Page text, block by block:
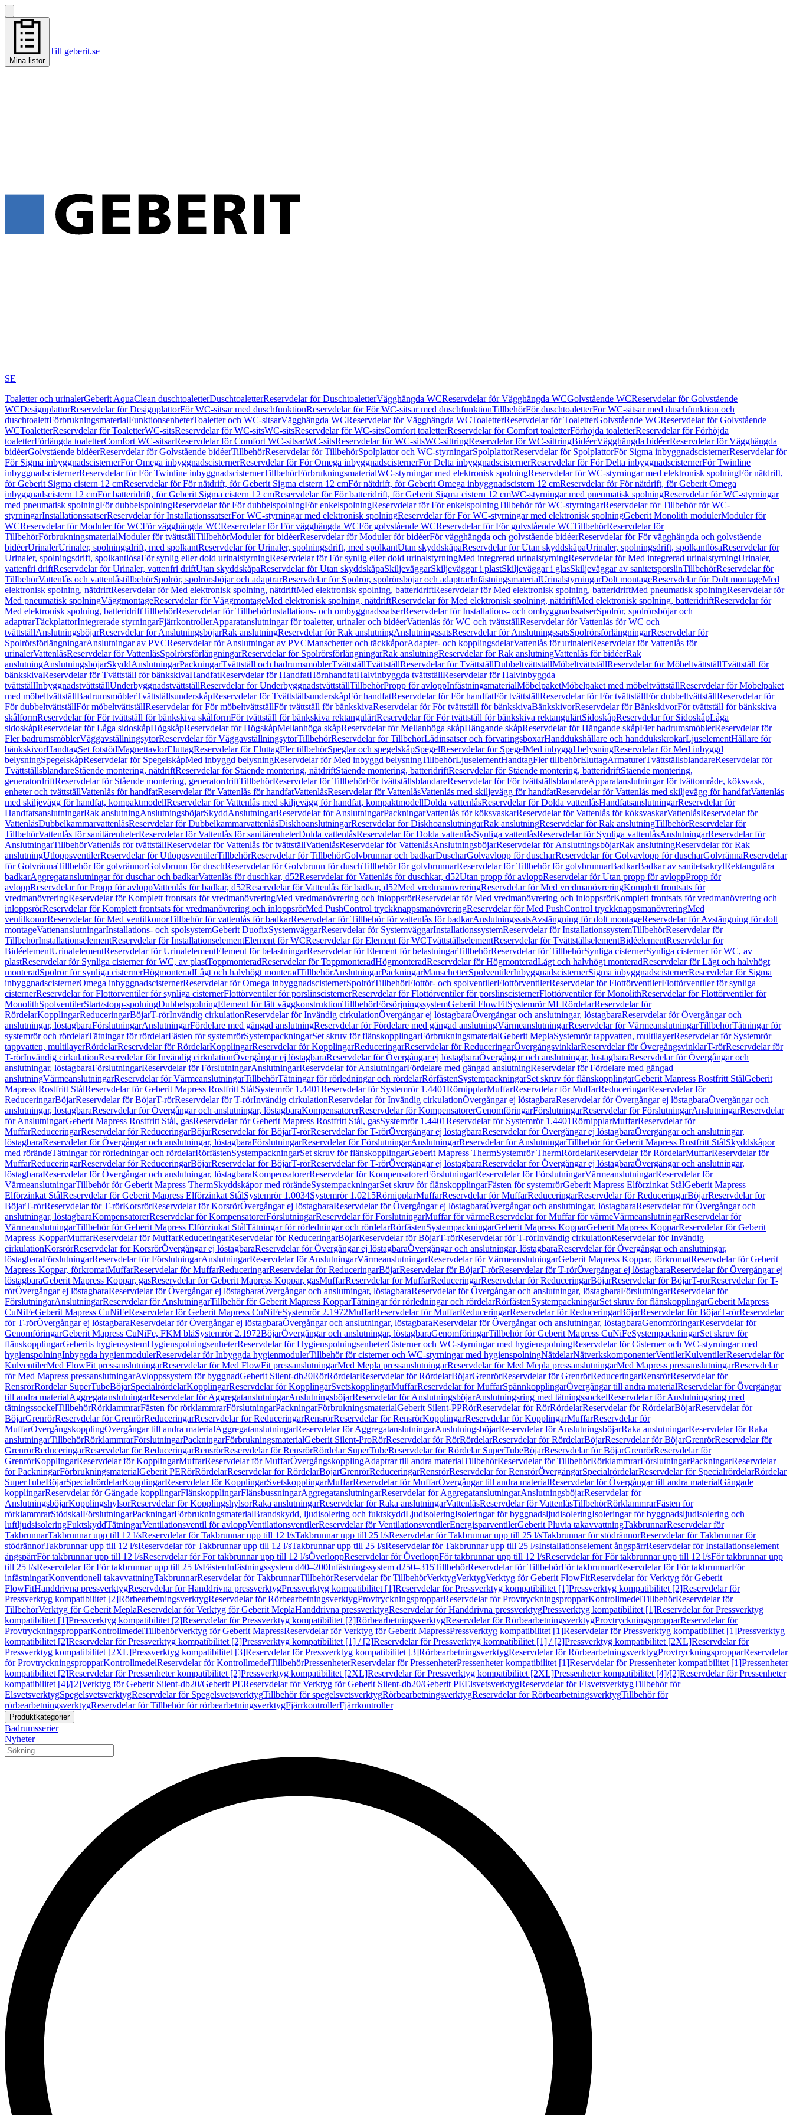
Mina listor
Till geberit.se
SE
Toaletter och urinalerGeberit AquaClean duschtoaletterDuschtoaletterReservdelar för DuschtoaletterVägghängda WCReservdelar för Vägghängda WCGolvstående WCReservdelar för Golvstående
WCDesignplattorReservdelar för DesignplattorFör WC-sitsar med duschfunktionReservdelar för För WC-sitsar med duschfunktionTillbehörFör duschtoaletterFör WC-sitsar med duschfunktion och
duschtoalettFörbrukningsmaterialFunktionsenheterToaletter och WC-sitsarVägghängda WCReservdelar för Vägghängda WCToaletterReservdelar för ToaletterGolvstående WCReservdelar för Golvstående
WCToaletterReservdelar för ToaletterWC-sitsReservdelar för WC-sitsWC-sitsReservdelar för WC-sitsComfort toaletterReservdelar för Comfort toaletterFörhöjda toaletterReservdelar för Förhöjda
toaletterFörlängda toaletterComfort WC-sitsarReservdelar för Comfort WC-sitsarWC-sitsReservdelar för WC-sitsWC-sittringReservdelar för WC-sittringBidéerVägghängda bidéerReservdelar för Vägghängda
bidéerGolvstående bidéerReservdelar för Golvstående bidéerTillbehörReservdelar för TillbehörSpolplattor och WC-styrningarSpolplattorReservdelar för SpolplattorFör Sigma inbyggnadscisternerReservdelar för
För Sigma inbyggnadscisternerFör Omega inbyggnadscisternerReservdelar för För Omega inbyggnadscisternerFör Delta inbyggnadscisternerReservdelar för För Delta inbyggnadscisternerFör Twinline
inbyggnadscisternerReservdelar för För Twinline inbyggnadscisternerTillbehörFörbrukningsmaterialWC-styrningar med elektronisk spolningReservdelar för WC-styrningar med elektronisk spolningFör nätdrift,
för Geberit Sigma cistern 12 cmReservdelar för För nätdrift, för Geberit Sigma cistern 12 cmFör nätdrift, för Geberit Omega inbyggnadscistern 12 cmReservdelar för För nätdrift, för Geberit Omega
inbyggnadscistern 12 cmFör batteridrift, för Geberit Sigma cistern 12 cmReservdelar för För batteridrift, för Geberit Sigma cistern 12 cmWC-styrningar med pneumatisk spolningReservdelar för WC-styrningar
med pneumatisk spolningFör dubbelspolningReservdelar för För dubbelspolningFör enkelspolningReservdelar för För enkelspolningTillbehör för WC-styrningarReservdelar för Tillbehör för WC-
styrningarInstallationssatserReservdelar för InstallationssatserFör WC-styrningar med elektronisk spolningReservdelar för För WC-styrningar med elektronisk spolningGeberit Monolith modulerModuler för
WCReservdelar för Moduler för WCFör vägghängda WCReservdelar för För vägghängda WCFör golvstående WCReservdelar för För golvstående WCTillbehörReservdelar för
TillbehörFörbrukningsmaterialModuler för tvättställTillbehörModuler för bidéerReservdelar för Moduler för bidéerFör vägghängda och golvstående bidéerReservdelar för För vägghängda och golvstående
bidéerUrinalerUrinaler, spolningsdrift, med spolkantReservdelar för Urinaler, spolningsdrift, med spolkantUtan skyddskåpaReservdelar för Utan skyddskåpaUrinaler, spolningsdrift, spolkantlösaReservdelar för
Urinaler, spolningsdrift, spolkantlösaFör synlig eller dold urinalstyrningReservdelar för För synlig eller dold urinalstyrningMed integrerad urinalstyrningReservdelar för Med integrerad urinalstyrningUrinaler,
vattenfri driftReservdelar för Urinaler, vattenfri driftUtan skyddskåpaReservdelar för Utan skyddskåpaSkiljeväggarSkiljeväggar i plastSkiljeväggar i glasSkiljeväggar av sanitetsporslinTillbehörReservdelar för
TillbehörVattenlås och vattenlåstillbehörSpolrör, spolrörsböjar och adaptrarReservdelar för Spolrör, spolrörsböjar och adaptrarInfästningsmaterialUrinalstyrningarDolt montageReservdelar för Dolt montageMed
elektronisk spolning, nätdriftReservdelar för Med elektronisk spolning, nätdriftMed elektronisk spolning, batteridriftReservdelar för Med elektronisk spolning, batteridriftMed pneumatisk spolningReservdelar för
Med pneumatisk spolningVäggmontageReservdelar för VäggmontageMed elektronisk spolning, nätdriftReservdelar för Med elektronisk spolning, nätdriftMed elektronisk spolning, batteridriftReservdelar för
Med elektronisk spolning, batteridriftTillbehörReservdelar för TillbehörInstallations- och ombyggnadssatserReservdelar för Installations- och ombyggnadssatserSpolrör, spolrörsböjar och
adaptrarTäckplattorIntegrerade styrningarFjärrkontrollerApparatanslutningar för toaletter, urinaler och bidéerVattenlås för WC och tvättställReservdelar för Vattenlås för WC och
tvättställAnslutningsböjarReservdelar för AnslutningsböjarRak anslutningReservdelar för Rak anslutningAnslutningssatsReservdelar för AnslutningssatsSpolrörsförlängningarReservdelar för
SpolrörsförlängningarAnslutningar av PVCReservdelar för Anslutningar av PVCManschetter och täckkåporAdapter- och kopplingsdelarVattenlås för urinalerReservdelar för Vattenlås för
urinalerVattenlåsReservdelar för VattenlåsSpolrörsförlängningarReservdelar för SpolrörsförlängningarRak anslutningReservdelar för Rak anslutningVattenlås för bidéerRak
anslutningAnslutningsböjarSkyddAnslutningarPackningarTvättställ och badrumsmöblerTvättställTvättställReservdelar för TvättställDubbeltvättställMöbeltvättställReservdelar för MöbeltvättställTvättställ för
bänkskivaReservdelar för Tvättställ för bänkskivaHandfatReservdelar för HandfatHörnhandfatHalvinbyggda tvättställReservdelar för Halvinbyggda
tvättställInbyggnadstvättställUnderbyggnadstvättställReservdelar för UnderbyggnadstvättställTillbehörPropp för avloppInfästningsmaterialMöbelpaketMöbelpaket med möbeltvättställReservdelar för Möbelpaket
med möbeltvättställBadrumsmöblerTvättställsunderskåpReservdelar för TvättställsunderskåpFör handfatReservdelar för För handfatFör tvättställReservdelar för För tvättställFör dubbeltvättställReservdelar för
För dubbeltvättställFör möbeltvättställReservdelar för För möbeltvättställFör tvättställ för bänkskivaReservdelar för För tvättställ för bänkskivaBänkskivorReservdelar för BänkskivorFör tvättställ för bänkskiva
skålformReservdelar för För tvättställ för bänkskiva skålformFör tvättställ för bänkskiva rektangulärtReservdelar för För tvättställ för bänkskiva rektangulärtSidoskåpReservdelar för SidoskåpLåga
sidoskåpReservdelar för Låga sidoskåpHögskåpReservdelar för HögskåpMellanhöga skåpReservdelar för Mellanhöga skåpHängande skåpReservdelar för Hängande skåpFler badrumsmöblerReservdelar för
Fler badrumsmöblerVäggavställningsytorReservdelar för VäggavställningsytorTillbehörReservdelar för TillbehörLådinsatser och förvaringsboxarHanddukshållare och handdukskrokarLjuselementHållare för
bänkskivorHandtagSet fotstödMagnettavlorEluttagReservdelar för EluttagFler tillbehörSpeglar och spegelskåpSpegelReservdelar för SpegelMed inbyggd belysningReservdelar för Med inbyggd
belysningSpegelskåpReservdelar för SpegelskåpMed inbyggd belysningReservdelar för Med inbyggd belysningTillbehörLjuselementHandtagFler tillbehörEluttagArmaturerTvättställsblandareReservdelar för
TvättställsblandareStående montering, nätdriftReservdelar för Stående montering, nätdriftStående montering, batteridriftReservdelar för Stående montering, batteridriftStående montering,
generatordriftReservdelar för Stående montering, generatordriftTillbehörReservdelar för TillbehörFör tvättställsblandareReservdelar för För tvättställsblandareApparatanslutningar för tvättområde, köksvask,
enheter och tvättställVattenlås för handfatReservdelar för Vattenlås för handfatVattenlåsReservdelar för VattenlåsVattenlås med skiljevägg för handfatReservdelar för Vattenlås med skiljevägg för handfatVattenlås
med skiljevägg för handfat, kompaktmodellReservdelar för Vattenlås med skiljevägg för handfat, kompaktmodellDolda vattenlåsReservdelar för Dolda vattenlåsHandfatsanslutningarReservdelar för
HandfatsanslutningarRak anslutningAnslutningsböjarSkyddAnslutningarReservdelar för AnslutningarPackningarVattenlås för köksvaskarReservdelar för Vattenlås för köksvaskarVattenlåsReservdelar för
VattenlåsDubbelkammarvattenlåsReservdelar för DubbelkammarvattenlåsDiskhoanslutningarReservdelar för DiskhoanslutningarRak anslutningReservdelar för Rak anslutningTillbehörReservdelar för
TillbehörVattenlås för sanitärenheterReservdelar för Vattenlås för sanitärenheterDolda vattenlåsReservdelar för Dolda vattenlåsSynliga vattenlåsReservdelar för Synliga vattenlåsAnslutningarReservdelar för
AnslutningarTillbehörVattenlås för tvättställReservdelar för Vattenlås för tvättställVattenlåsReservdelar för VattenlåsAnslutningsböjarReservdelar för AnslutningsböjarRak anslutningReservdelar för Rak
anslutningUtloppsventilerReservdelar för UtloppsventilerTillbehörReservdelar för TillbehörGolvbrunnar och badkarDuscharGolvavlopp för duscharReservdelar för Golvavlopp för duscharGolvrännaReservdelar
för GolvrännaTillbehör för golvrännorGolvbrunn för duschReservdelar för Golvbrunn för duschTillbehör för golvbrunnarReservdelar för Tillbehör för golvbrunnarBadkarBadkar av sanitetsakrylRektangulära
badkarAggregatanslutningar för duschar och badkarVattenlås för duschkar, d52Reservdelar för Vattenlås för duschkar, d52Utan propp för avloppReservdelar för Utan propp för avloppPropp för
avloppReservdelar för Propp för avloppVattenlås för badkar, d52Reservdelar för Vattenlås för badkar, d52Med vredmanövreringReservdelar för Med vredmanövreringKomplett frontsats för
vredmanövreringReservdelar för Komplett frontsats för vredmanövreringMed vredmanövrering och inloppsrörReservdelar för Med vredmanövrering och inloppsrörKomplett frontsats för vredmanövrering och
inloppsrörReservdelar för Komplett frontsats för vredmanövrering och inloppsrörMed PushControl tryckknappsmanövreringReservdelar för Med PushControl tryckknappsmanövreringMed
ventilkonorReservdelar för Med ventilkonorTillbehör för vattenlås för badkarReservdelar för Tillbehör för vattenlås för badkarAnslutningssatsAvstängning för dolt montageReservdelar för Avstängning för dolt
montageVattenanslutningarInstallations- och spolsystemGeberit DuofixSystemväggarReservdelar för SystemväggarInstallationssystemReservdelar för InstallationssystemTillbehörReservdelar för
TillbehörInstallationselementReservdelar för InstallationselementElement för WCReservdelar för Element för WCTvättställselementReservdelar för TvättställselementBidéelementReservdelar för
BidéelementUrinalelementReservdelar för UrinalelementElement för belastningarReservdelar för Element för belastningarTillbehörReservdelar för TillbehörSynliga cisternerSynliga cisterner för WC, av
plastReservdelar för Synliga cisterner för WC, av plastToppmonteradReservdelar för ToppmonteradHögmonteradReservdelar för HögmonteradLågt och halvhögt monteradReservdelar för Lågt och halvhögt
monteradSpolrör för synliga cisternerHögmonteradLågt och halvhögt monteradTillbehörAnslutningarPackningarManschetterSpolventilerInbyggnadscisternerSigma inbyggnadscisternerReservdelar för Sigma
inbyggnadscisternerOmega inbyggnadscisternerReservdelar för Omega inbyggnadscisternerSpolrörTillbehörFlottör- och spolventilerFlottörventilerReservdelar för FlottörventilerFlottörventiler för synliga
cisternerReservdelar för Flottörventiler för synliga cisternerFlottörventiler för porslinscisternerReservdelar för Flottörventiler för porslinscisternerFlottörventiler för MonolithReservdelar för Flottörventiler för
MonolithSpolventilerStart/stopp-spolningDubbelspolningElement för lätt väggkonstruktionTillbehörFörsörjningssystemGeberit FlowFitSystemrör MLRördelarReservdelar för
RördelarKopplingarReduceringarBöjarT-rörInvändig cirkulationReservdelar för Invändig cirkulationÖvergångar ej löstagbaraÖvergångar och anslutningar, löstagbaraReservdelar för Övergångar och
anslutningar, löstagbaraFörslutningarAnslutningarFördelare med gängad anslutningReservdelar för Fördelare med gängad anslutningVärmeanslutningarReservdelar för VärmeanslutningarTillbehörTätningar för
systemrör och rördelarTätningar för rördelarFästen för systemrörSystempackningarSet skruv för flänskopplingarFörbrukningsmaterialGeberit MeplaSystemrör tappvatten, multilayerReservdelar för Systemrör
tappvatten, multilayerRördelarReservdelar för RördelarKopplingarReservdelar för KopplingarReduceringarReservdelar för ReduceringarÖvergångsvinklarReservdelar för ÖvergångsvinklarT-rörReservdelar för
T-rörInvändig cirkulationReservdelar för Invändig cirkulationÖvergångar ej löstagbaraReservdelar för Övergångar ej löstagbaraÖvergångar och anslutningar, löstagbaraReservdelar för Övergångar och
anslutningar, löstagbaraFörslutningarReservdelar för FörslutningarAnslutningarReservdelar för AnslutningarFördelare med gängad anslutningReservdelar för Fördelare med gängad
anslutningVärmeanslutningarReservdelar för VärmeanslutningarTillbehörTätningar för rörledningar och rördelarRörfästenSystempackningarSet skruv för flänskopplingarGeberit Mapress Rostfritt StålGeberit
Mapress Rostfritt StålReservdelar för Geberit Mapress Rostfritt StålSystemrör 1.4401Reservdelar för Systemrör 1.4401RörnipplarMuffarReservdelar för MuffarReduceringarReservdelar för
ReduceringarBöjarReservdelar för BöjarT-rörReservdelar för T-rörInvändig cirkulationReservdelar för Invändig cirkulationÖvergångar ej löstagbaraReservdelar för Övergångar ej löstagbaraÖvergångar och
anslutningar, löstagbaraReservdelar för Övergångar och anslutningar, löstagbaraKompensatorerReservdelar för KompensatorerGenomföringarFörslutningarReservdelar för FörslutningarAnslutningarReservdelar
för AnslutningarGeberit Mapress Rostfritt Stål, gasReservdelar för Geberit Mapress Rostfritt Stål, gasSystemrör 1.4401Reservdelar för Systemrör 1.4401RörnipplarMuffarReservdelar för
MuffarReduceringarReservdelar för ReduceringarBöjarReservdelar för BöjarT-rörReservdelar för T-rörÖvergångar ej löstagbaraReservdelar för Övergångar ej löstagbaraÖvergångar och anslutningar,
löstagbaraReservdelar för Övergångar och anslutningar, löstagbaraFörslutningarReservdelar för FörslutningarAnslutningarReservdelar för AnslutningarTillbehör för Geberit Mapress Rostfritt StålSkyddskåpor
med rörändeTätningar för rörledningar och rördelarRörfästenSystempackningarSet skruv för flänskopplingarGeberit Mapress ThermSystemrör ThermRördelarReservdelar för RördelarMuffarReservdelar för
MuffarReduceringarReservdelar för ReduceringarBöjarReservdelar för BöjarT-rörReservdelar för T-rörÖvergångar ej löstagbaraReservdelar för Övergångar ej löstagbaraÖvergångar och anslutningar,
löstagbaraReservdelar för Övergångar och anslutningar, löstagbaraKompensatorerReservdelar för KompensatorerFörslutningarReservdelar för FörslutningarVärmeanslutningarReservdelar för
VärmeanslutningarTillbehör för Geberit Mapress ThermSkyddskåpor med rörändeSystempackningarSet skruv för flänskopplingarFästen för systemrörGeberit Mapress Elförzinkat StålGeberit Mapress
Elförzinkat StålReservdelar för Geberit Mapress Elförzinkat StålSystemrör 1.0034Systemrör 1.0215RörnipplarMuffarReservdelar för MuffarReduceringarReservdelar för ReduceringarBöjarReservdelar för
BöjarT-rörReservdelar för T-rörKorsrörReservdelar för KorsrörÖvergångar ej löstagbaraReservdelar för Övergångar ej löstagbaraÖvergångar och anslutningar, löstagbaraReservdelar för Övergångar och
anslutningar, löstagbaraKompensatorerReservdelar för KompensatorerFörslutningarReservdelar för FörslutningarMuffar för värmeReservdelar för Muffar för värmeVärmeanslutningarReservdelar för
VärmeanslutningarTillbehör för Geberit Mapress Elförzinkat StålTätningar för rörledningar och rördelarRörfästenSystempackningarGeberit Mapress KopparGeberit Mapress KopparReservdelar för Geberit
Mapress KopparMuffarReservdelar för MuffarReduceringarReservdelar för ReduceringarBöjarReservdelar för BöjarT-rörReservdelar för T-rörInvändig cirkulationReservdelar för Invändig
cirkulationKorsrörReservdelar för KorsrörÖvergångar ej löstagbaraReservdelar för Övergångar ej löstagbaraÖvergångar och anslutningar, löstagbaraReservdelar för Övergångar och anslutningar,
löstagbaraFörslutningarReservdelar för FörslutningarAnslutningarReservdelar för AnslutningarVärmeanslutningarReservdelar för VärmeanslutningarGeberit Mapress Koppar, förkromatReservdelar för Geberit
Mapress Koppar, förkromatMuffarReservdelar för MuffarReduceringarReservdelar för ReduceringarBöjarReservdelar för BöjarT-rörReservdelar för T-rörÖvergångar ej löstagbaraReservdelar för Övergångar ej
löstagbaraGeberit Mapress Koppar, gasReservdelar för Geberit Mapress Koppar, gasMuffarReservdelar för MuffarReduceringarReservdelar för ReduceringarBöjarReservdelar för BöjarT-rörReservdelar för T-
rörÖvergångar ej löstagbaraReservdelar för Övergångar ej löstagbaraÖvergångar och anslutningar, löstagbaraReservdelar för Övergångar och anslutningar, löstagbaraFörslutningarReservdelar för
FörslutningarAnslutningarReservdelar för AnslutningarTillbehör för Geberit Mapress KopparTätningar för rörledningar och rördelarRörfästenSystempackningarSet skruv för flänskopplingarGeberit Mapress
CuNiFeGeberit Mapress CuNiFeReservdelar för Geberit Mapress CuNiFeSystemrör 2.1972MuffarReservdelar för MuffarReduceringarReservdelar för ReduceringarBöjarReservdelar för BöjarT-rörReservdelar
för T-rörÖvergångar ej löstagbaraReservdelar för Övergångar ej löstagbaraÖvergångar och anslutningar, löstagbaraReservdelar för Övergångar och anslutningar, löstagbaraGenomföringarReservdelar för
GenomföringarGeberit Mapress CuNiFe, FKM blåSystemrör 2.1972BöjarÖvergångar och anslutningar, löstagbaraGenomföringarTillbehör för Geberit Mapress CuNiFeSystempackningarSet skruv för
flänskopplingarGeberits hygiensystemHygienspolningsenheterReservdelar för HygienspolningsenheterCisterner och WC-styrningar med hygienspolningReservdelar för Cisterner och WC-styrningar med
hygienspolningInbyggda hygienmodulerReservdelar för Inbyggda hygienmodulerTillbehör för cisterner och WC-styrningar med hygienspolningNätdelarNätverkskomponenterVentilerKulventilerReservdelar för
KulventilerMed FlowFit pressanslutningarReservdelar för Med FlowFit pressanslutningarMed Mepla pressanslutningarReservdelar för Med Mepla pressanslutningarMed Mapress pressanslutningarReservdelar
för Med Mapress pressanslutningarAvloppssystem för byggnadGeberit Silent-db20RörRördelarReservdelar för RördelarBöjarGrenrörReservdelar för GrenrörReduceringarRensrörReservdelar för
RensrörRördelar SuperTubeBöjarSpecialrördelarKopplingarReservdelar för KopplingarSvetskopplingarMuffarReservdelar för MuffarSpännkopplingarÖvergångar till andra materialReservdelar för Övergångar
till andra materialAggregatanslutningarReservdelar för AggregatanslutningarAnslutningsböjarReservdelar för AnslutningsböjarAnslutningsring med tätningssockelReservdelar för Anslutningsring med
tätningssockelTillbehörRörklammrarFästen för rörklammrarFörslutningarPackningarFörbrukningsmaterialGeberit Silent-PPRörReservdelar för RörRördelarReservdelar för RördelarBöjarReservdelar för
BöjarGrenrörReservdelar för GrenrörReduceringarReservdelar för ReduceringarRensrörReservdelar för RensrörKopplingarReservdelar för KopplingarMuffarReservdelar för
MuffarÖvergångskopplingÖvergångar till andra materialAggregatanslutningarReservdelar för AggregatanslutningarAnslutningsböjarReservdelar för AnslutningsböjarRaka anslutningarReservdelar för Raka
anslutningarTillbehörRörklammrarFörslutningarPackningarFörbrukningsmaterialGeberit Silent-ProRörReservdelar för RörRördelarReservdelar för RördelarBöjarReservdelar för BöjarGrenrörReservdelar för
GrenrörReduceringarReservdelar för ReduceringarRensrörReservdelar för RensrörRördelar SuperTubeReservdelar för Rördelar SuperTubeBöjarReservdelar för BöjarGrenrörReservdelar för
GrenrörKopplingarReservdelar för KopplingarMuffarReservdelar för MuffarÖvergångskopplingAdaptrar till andra materialTillbehörReservdelar för TillbehörRörklammrarFörslutningarPackningarReservdelar
för PackningarFörbrukningsmaterialGeberit PERörRördelarReservdelar för RördelarBöjarGrenrörReduceringarRensrörReservdelar för RensrörÖvergångarSpecialrördelarReservdelar för SpecialrördelarRördelar
SuperTubeBöjarSpecialrördelarKopplingarReservdelar för KopplingarSvetskopplingarMuffarReservdelar för MuffarÖvergångar till andra materialReservdelar för Övergångar till andra materialGängade
kopplingarReservdelar för Gängade kopplingarFlänskopplingarFlänsbussningarAggregatanslutningarReservdelar för AggregatanslutningarAnslutningsböjarReservdelar för
AnslutningsböjarKopplingshylsorReservdelar för KopplingshylsorRaka anslutningarReservdelar för Raka anslutningarVattenlåsReservdelar för VattenlåsTillbehörRörklammrarFästen för
rörklammrarStödskalFörslutningarPackningarFörbrukningsmaterialBrandskydd, ljudisolering och fuktskyddLjudisoleringIsoleringar för byggnadsljudisoleringIsoleringar för byggnadsljudisolering och
luftljudsisoleringFuktskyddTätningarVentilationsventil för avloppVentilationsventilerReservdelar för VentilationsventilerEnergisparventilerGeberit Pluvia takavvattningTakbrunnarReservdelar för
TakbrunnarTakbrunnar upp till 12 l/sReservdelar för Takbrunnar upp till 12 l/sTakbrunnar upp till 25 l/sReservdelar för Takbrunnar upp till 25 l/sTakbrunnar för stödrännorReservdelar för Takbrunnar för
stödrännorTakbrunnar upp till 12 l/sReservdelar för Takbrunnar upp till 12 l/sTakbrunnar upp till 25 l/sReservdelar för Takbrunnar upp till 25 l/sInstallationselement ångspärrReservdelar för Installationselement
ångspärrFör takbrunnar upp till 12 l/sReservdelar för För takbrunnar upp till 12 l/sÖverloppReservdelar för ÖverloppFör takbrunnar upp till 12 l/sReservdelar för För takbrunnar upp till 12 l/sFör takbrunnar upp
till 25 l/sReservdelar för För takbrunnar upp till 25 l/sFästenInfästningssystem d40–200Infästningssystem d250–315TillbehörReservdelar för TillbehörFör takbrunnarReservdelar för För takbrunnarFör
infästningarKonventionell takavvattningTakbrunnarReservdelar för TakbrunnarTillbehörReservdelar för TillbehörVerktygVerktygVerktyg för Geberit FlowFitReservdelar för Verktyg för Geberit
FlowFitHanddrivna pressverktygReservdelar för Handdrivna pressverktygPressverktyg kompatibilitet [1]Reservdelar för Pressverktyg kompatibilitet [1]Pressverktyg kompatibilitet [2]Reservdelar för
Pressverktyg kompatibilitet [2]RörbearbetningsverktygReservdelar för RörbearbetningsverktygProvtryckningspropparReservdelar för ProvtryckningspropparKontrollmedelTillbehörReservdelar för
TillbehörVerktyg för Geberit MeplaReservdelar för Verktyg för Geberit MeplaHanddrivna pressverktygReservdelar för Handdrivna pressverktygPressverktyg kompatibilitet [1]Reservdelar för Pressverktyg
kompatibilitet [1]Pressverktyg kompatibilitet [2]Reservdelar för Pressverktyg kompatibilitet [2]RörbearbetningsverktygReservdelar för RörbearbetningsverktygProvtryckningspropparReservdelar för
ProvtryckningspropparKontrollmedelTillbehörVerktyg för Geberit MapressReservdelar för Verktyg för Geberit MapressPressverktyg kompatibilitet [1]Reservdelar för Pressverktyg kompatibilitet [1]Pressverktyg
kompatibilitet [2]Reservdelar för Pressverktyg kompatibilitet [2]Pressverktyg kompatibilitet [1] / [2]Reservdelar för Pressverktyg kompatibilitet [1] / [2]Pressverktyg kompatibilitet [2XL]Reservdelar för
Pressverktyg kompatibilitet [2XL]Pressverktyg kompatibilitet [3]Reservdelar för Pressverktyg kompatibilitet [3]RörbearbetningsverktygReservdelar för RörbearbetningsverktygProvtryckningspropparReservdelar
för ProvtryckningspropparKontrollmedelReservdelar för KontrollmedelTillbehörPressenheterReservdelar för PressenheterPressenheter kompatibilitet [1]Reservdelar för Pressenheter kompatibilitet [1]Pressenheter
kompatibilitet [2]Reservdelar för Pressenheter kompatibilitet [2]Pressverktyg kompatibilitet [2XL]Reservdelar för Pressverktyg kompatibilitet [2XL]Pressenheter kompatibilitet [4]/[2]Reservdelar för Pressenheter
kompatibilitet [4]/[2]Verktyg för Geberit Silent-db20/Geberit PEReservdelar för Verktyg för Geberit Silent-db20/Geberit PEElsvetsverktygReservdelar för ElsvetsverktygTillbehör för
ElsvetsverktygSpegelsvetsverktygReservdelar för SpegelsvetsverktygTillbehör för spegelsvetsverktygRörbearbetningsverktygReservdelar för RörbearbetningsverktygTillbehör för
rörbearbetningsverktygReservdelar för Tillbehör för rörbearbetningsverktygFjärrkontrollerFjärrkontroller
Produktkategorier
Badrumsserier
Nyheter